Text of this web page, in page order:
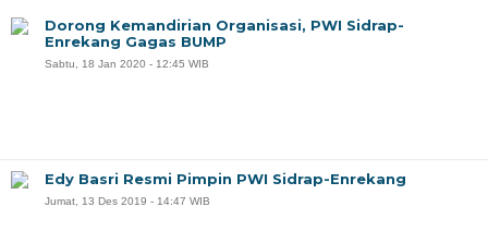
Dorong Kemandirian Organisasi, PWI Sidrap-
Enrekang Gagas BUMP
Sabtu, 18 Jan 2020 - 12:45 WIB
Edy Basri Resmi Pimpin PWI Sidrap-Enrekang
Jumat, 13 Des 2019 - 14:47 WIB